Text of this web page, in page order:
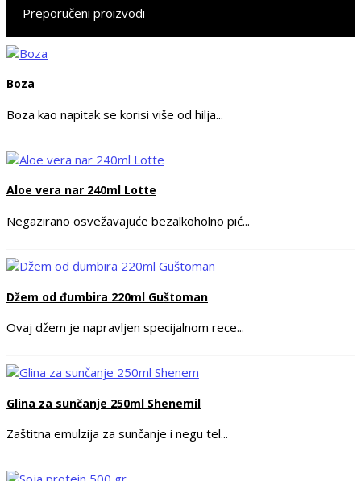
Preporučeni proizvodi
Boza
Boza kao napitak se korisi više od hilja...
Aloe vera nar 240ml Lotte
Negazirano osvežavajuće bezalkoholno pić...
Džem od đumbira 220ml Guštoman
Ovaj džem je napravljen specijalnom rece...
Glina za sunčanje 250ml Shenemil
Zaštitna emulzija za sunčanje i negu tel...